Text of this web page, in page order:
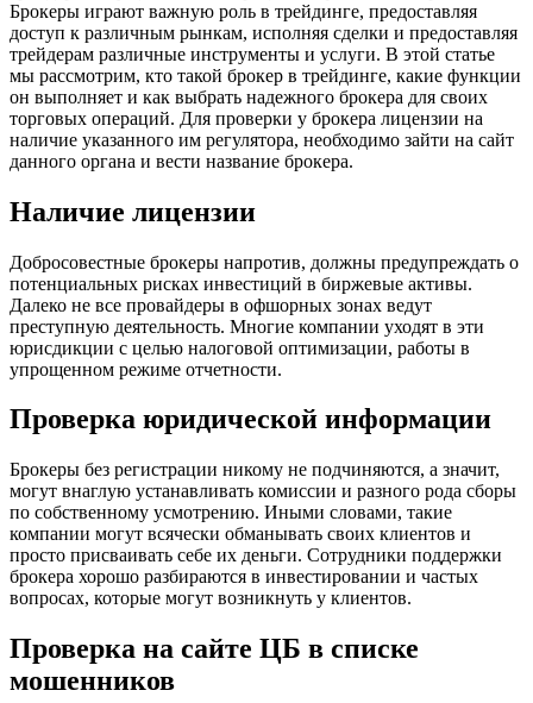
Брокеры играют важную роль в трейдинге, предоставляя
доступ к различным рынкам, исполняя сделки и предоставляя
трейдерам различные инструменты и услуги. В этой статье
мы рассмотрим, кто такой брокер в трейдинге, какие функции
он выполняет и как выбрать надежного брокера для своих
торговых операций. Для проверки у брокера лицензии на
наличие указанного им регулятора, необходимо зайти на сайт
данного органа и вести название брокера.
Наличие лицензии
Добросовестные брокеры напротив, должны предупреждать о
потенциальных рисках инвестиций в биржевые активы.
Далеко не все провайдеры в офшорных зонах ведут
преступную деятельность. Многие компании уходят в эти
юрисдикции с целью налоговой оптимизации, работы в
упрощенном режиме отчетности.
Проверка юридической информации
Брокеры без регистрации никому не подчиняются, а значит,
могут внаглую устанавливать комиссии и разного рода сборы
по собственному усмотрению. Иными словами, такие
компании могут всячески обманывать своих клиентов и
просто присваивать себе их деньги. Сотрудники поддержки
брокера хорошо разбираются в инвестировании и частых
вопросах, которые могут возникнуть у клиентов.
Проверка на сайте ЦБ в списке
мошенников